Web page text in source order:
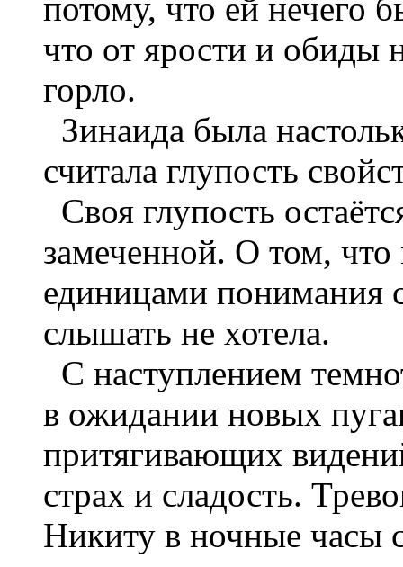
потому, что ей нечего
что от ярости и обиды
горло.
Зинаида была
считала глупость
Своя глупость
замеченной. О том, что
единицами понимания
слышать не хотела.
С наступлением
в ожидании новых
притягивающих
страх и сладость.
Никиту в ночные часы